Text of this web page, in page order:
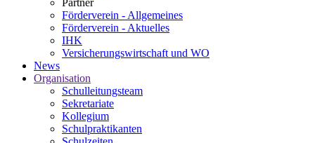
Partner
Förderverein - Allgemeines
Förderverein - Aktuelles
IHK
Versicherungswirtschaft und WO
News
Organisation
Schulleitungsteam
Sekretariate
Kollegium
Schulpraktikanten